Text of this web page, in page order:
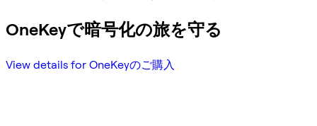
OneKeyで暗号化の旅を守る
View details for OneKeyのご購入